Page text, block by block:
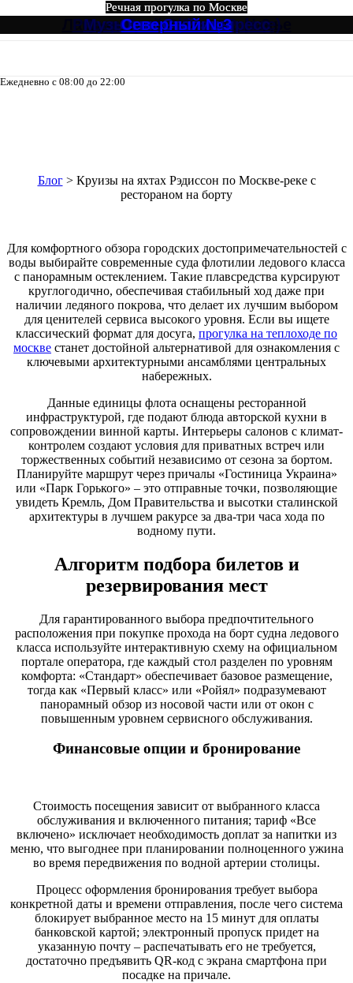
Ежедневно с 08:00 до 22:00
Блог> Круизы на яхтах Рэдиссон по Москве-реке с
рестораном на борту
Для комфортного обзора городских достопримечательностей с
воды выбирайте современные суда флотилии ледового класса
с панорамным остеклением. Такие плавсредства курсируют
круглогодично, обеспечивая стабильный ход даже при
наличии ледяного покрова, что делает их лучшим выбором
для ценителей сервиса высокого уровня. Если вы ищете
классический формат для досуга, прогулка на теплоходе по
москве станет достойной альтернативой для ознакомления с
ключевыми архитектурными ансамблями центральных
набережных.
Данные единицы флота оснащены ресторанной
инфраструктурой, где подают блюда авторской кухни в
сопровождении винной карты. Интерьеры салонов с климат-
контролем создают условия для приватных встреч или
торжественных событий независимо от сезона за бортом.
Планируйте маршрут через причалы «Гостиница Украина»
или «Парк Горького» – это отправные точки, позволяющие
увидеть Кремль, Дом Правительства и высотки сталинской
архитектуры в лучшем ракурсе за два-три часа хода по
водному пути.
Алгоритм подбора билетов и
резервирования мест
Для гарантированного выбора предпочтительного
расположения при покупке прохода на борт судна ледового
класса используйте интерактивную схему на официальном
портале оператора, где каждый стол разделен по уровням
комфорта: «Стандарт» обеспечивает базовое размещение,
тогда как «Первый класс» или «Ройял» подразумевают
панорамный обзор из носовой части или от окон с
повышенным уровнем сервисного обслуживания.
Финансовые опции и бронирование
Стоимость посещения зависит от выбранного класса
обслуживания и включенного питания; тариф «Все
включено» исключает необходимость доплат за напитки из
меню, что выгоднее при планировании полноценного ужина
во время передвижения по водной артерии столицы.
Процесс оформления бронирования требует выбора
конкретной даты и времени отправления, после чего система
блокирует выбранное место на 15 минут для оплаты
банковской картой; электронный пропуск придет на
указанную почту – распечатывать его не требуется,
достаточно предъявить QR-код с экрана смартфона при
посадке на причале.
Речная прогулка по Москве
Лагуна, Кристалл от Зарядье
Речная прогулка по Москве
Северный Экспресс №3
Речная прогулка по Москве
Ривер Палас (River Palace)
Речная прогулка по Москве
Музыкальный экспресс
Речная прогулка по Москве
Огни Столицы
Речная прогулка по Москве
Северный №3